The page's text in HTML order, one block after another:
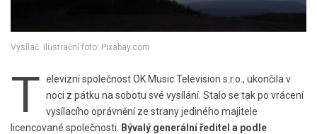
Vysílač. Ilustrační foto: Pixabay.com
T elevizní společnost OK Music Television s.r.o., ukončila v
noci z pátku na sobotu své vysílání. Stalo se tak po vrácení
vysílacího oprávnění ze strany jediného majitele
licencované společnosti.
Bývalý generální ředitel a podle